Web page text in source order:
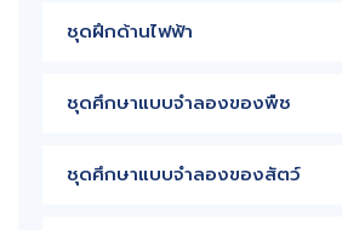
ชุดฝึกด้านไฟฟ้า
ชุดศึกษาแบบจำลองของพืช
ชุดศึกษาแบบจำลองของสัตว์